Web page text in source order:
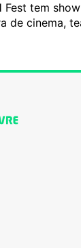
Fest tem
de cinema,